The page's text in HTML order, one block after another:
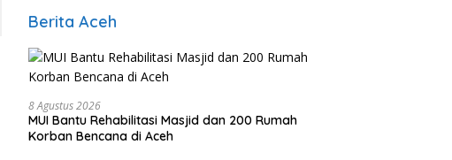
Berita Aceh
8 Agustus 2026
MUI Bantu Rehabilitasi Masjid dan 200 Rumah
Korban Bencana di Aceh